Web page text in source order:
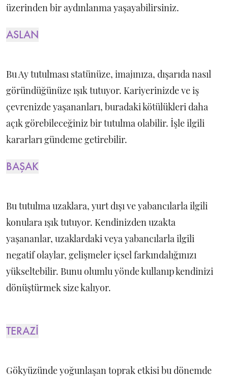
üzerinden bir aydınlanma yaşayabilirsiniz.
ASLAN
Bu Ay tutulması statünüze, imajınıza, dışarıda nasıl
göründüğünüze ışık tutuyor. Kariyerinizde ve iş
çevrenizde yaşananları, buradaki kötülükleri daha
açık görebileceğiniz bir tutulma olabilir. İşle ilgili
kararları gündeme getirebilir.
BAŞAK
Bu tutulma uzaklara, yurt dışı ve yabancılarla ilgili
konulara ışık tutuyor. Kendinizden uzakta
yaşananlar, uzaklardaki veya yabancılarla ilgili
negatif olaylar, gelişmeler içsel farkındalığınızı
yükseltebilir. Bunu olumlu yönde kullanıp kendinizi
dönüştürmek size kalıyor.
TERAZİ
Gökyüzünde yoğunlaşan toprak etkisi bu dönemde